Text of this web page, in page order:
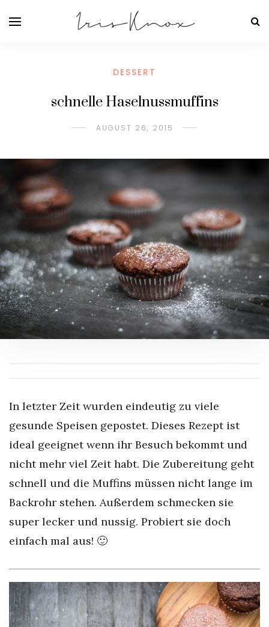
DESSERT
schnelle Haselnussmuffins
AUGUST 26, 2015
In letzter Zeit wurden eindeutig zu viele
gesunde Speisen gepostet. Dieses Rezept ist
ideal geeignet wenn ihr Besuch bekommt und
nicht mehr viel Zeit habt. Die Zubereitung geht
schnell und die Muffins müssen nicht lange im
Backrohr stehen. Außerdem schmecken sie
super lecker und nussig. Probiert sie doch
einfach mal aus! 🙂